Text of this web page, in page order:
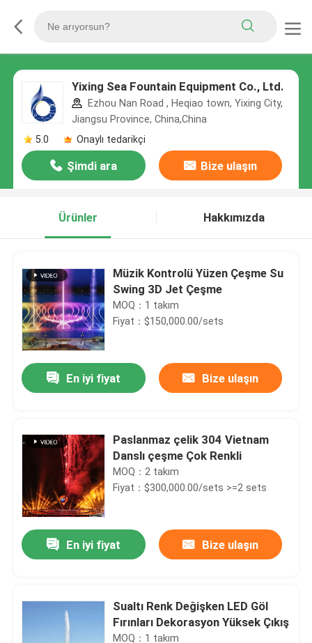
Yixing Sea Fountain Equipment Co., Ltd.
Ezhou Nan Road , Heqiao town, Yixing City,
Jiangsu Province, China,China
5.0
Onaylı tedarikçi
Şimdi ara Bize ulaşın
Ürünler Hakkımızda
Müzik Kontrolü Yüzen Çeşme Su
Swing 3D Jet Çeşme
MOQ：1 takım
Fiyat：$150,000.00/sets
En iyi fiyat Bize ulaşın
Paslanmaz çelik 304 Vietnam
Danslı çeşme Çok Renkli
MOQ：2 takım
Fiyat：$300,000.00/sets >=2 sets
En iyi fiyat Bize ulaşın
Sualtı Renk Değişken LED Göl
Fırınları Dekorasyon Yüksek Çıkış
MOQ：1 takım